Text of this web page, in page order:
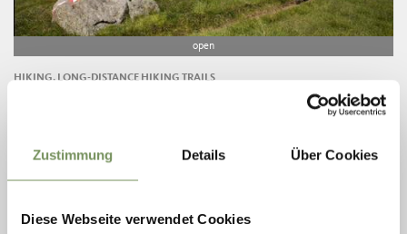
Zustimmung Details Über Cookies
Diese Webseite verwendet Cookies
open
HIKING, LONG-DISTANCE HIKING TRAILS
EUROPEAN HIKING ROUTE E5 IN THE
Hiking through Passeier Valley The E5 (Constance – Bozen – Venice) is
one of the special European routes. Almost all of the route is an Alpine
route ...